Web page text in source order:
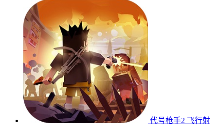
代号枪手2 飞行射